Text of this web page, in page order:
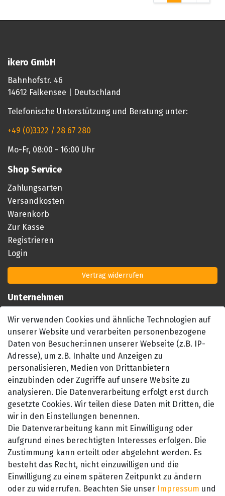
ikero GmbH
Bahnhofstr. 46
14612 Falkensee | Deutschland
Telefonische Unterstützung und Beratung unter:
+49 (0)3322 / 28 67 280
Mo-Fr, 08:00 - 16:00 Uhr
Shop Service
Zahlungsarten
Versandkosten
Warenkorb
Zur Kasse
Registrieren
Login
Vertrag widerrufen
Unternehmen
Impressum
AGB
Datenschutzerklärung
Barrierefreiheitserklärung
Widerrufsrecht
Kontakt
SEHR GUT
4.89 / 5
aus 657 Bewertungen
Wir verwenden Cookies und ähnliche Technologien auf
unserer Website und verarbeiten personenbezogene
Daten von Besucher:innen unserer Webseite (z.B. IP-
Adresse), um z.B. Inhalte und Anzeigen zu
personalisieren, Medien von Drittanbietern
einzubinden oder Zugriffe auf unsere Website zu
analysieren. Die Datenverarbeitung erfolgt erst durch
gesetzte Cookies. Wir teilen diese Daten mit Dritten, die
wir in den Einstellungen benennen.
Die Datenverarbeitung kann mit Einwilligung oder
aufgrund eines berechtigten Interesses erfolgen. Die
Zustimmung kann erteilt oder abgelehnt werden. Es
besteht das Recht, nicht einzuwilligen und die
Einwilligung zu einem späteren Zeitpunkt zu ändern
oder zu widerrufen. Beachten Sie unser Impressum und